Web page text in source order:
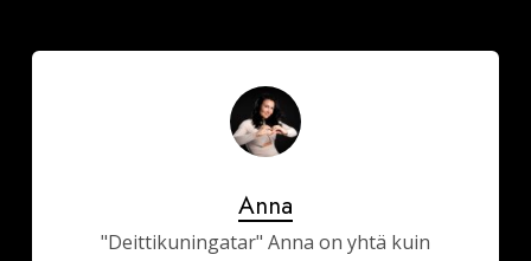
Anna
"Deittikuningatar" Anna on yhtä kuin